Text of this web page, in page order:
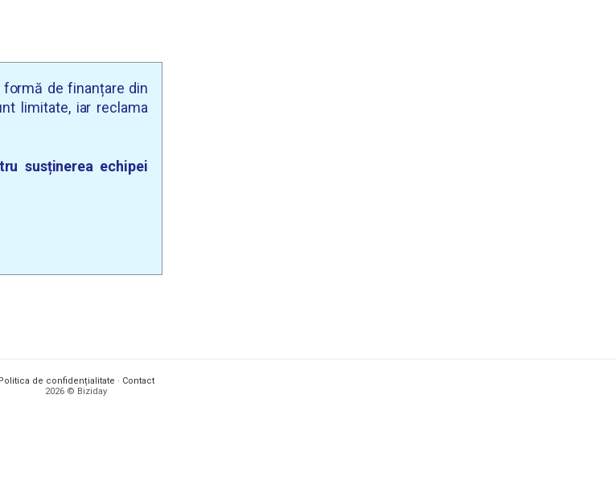
de finanțare din
limitate, iar reclama
susținerea echipei
de confidențialitate · Contact
2026 © Biziday